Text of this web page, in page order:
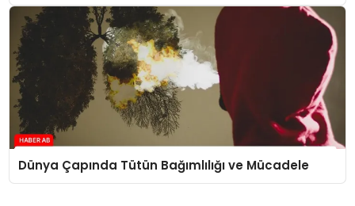
Dünya Çapında Tütün Bağımlılığı ve Mücadele